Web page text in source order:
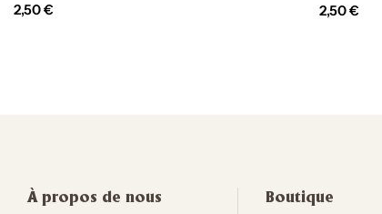
2,50€ 2,50€
À propos de nous Boutique